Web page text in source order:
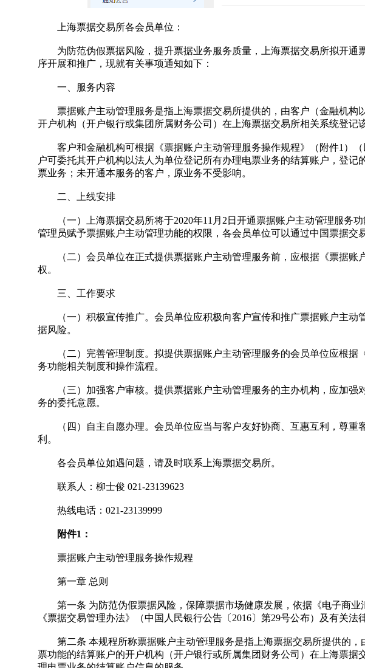
上海票据交易所各会员单位：
为防范伪假票据风险，提升票据业务服务质量，上海票据交易所拟开通
序开展和推广，现就有关事项通知如下：
一、服务内容
票据账户主动管理服务是指上海票据交易所提供的，由客户（金融机构
开户机构（开户银行或集团所属财务公司）在上海票据交易所相关系统登
客户和金融机构可根据《票据账户主动管理服务操作规程》（附件1）（
户可委托其开户机构以法人为单位登记所有办理电票业务的结算账户，登
票业务；未开通本服务的客户，原业务不受影响。
二、上线安排
（一）上海票据交易所将于2020年11月2日开通票据账户主动管理服务功
管理员赋予票据账户主动管理功能的权限，各会员单位可以通过中国票据
（二）会员单位在正式提供票据账户主动管理服务前，应根据《票据账
权。
三、工作要求
（一）积极宣传推广。会员单位应积极向客户宣传和推广票据账户主动
据风险。
（二）完善管理制度。拟提供票据账户主动管理服务的会员单位应根据
务功能相关制度和操作流程。
（三）加强客户审核。提供票据账户主动管理服务的主办机构，应加强
务的委托意愿。
（四）自主自愿办理。会员单位应当与客户友好协商、互惠互利，尊重
利。
各会员单位如遇问题，请及时联系上海票据交易所。
联系人：柳士俊 021-23139623
热线电话：021-23139999
附件1：
票据账户主动管理服务操作规程
第一章 总则
第一条 为防范伪假票据风险，保障票据市场健康发展，依据《电子商业
《票据交易管理办法》（中国人民银行公告〔2016〕第29号公布）及有关法
第二条 本规程所称票据账户主动管理服务是指上海票据交易所提供的，
票功能的结算账户的开户机构（开户银行或所属集团财务公司）在上海票